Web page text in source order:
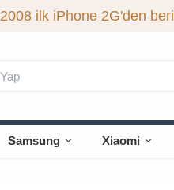
2008 ilk iPhone 2G'den beri
Samsung Xiaomi